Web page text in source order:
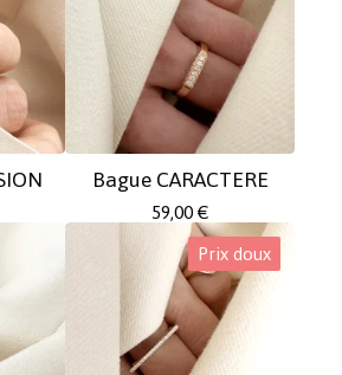
Bague CARACTERE
59,00 €
Prix doux